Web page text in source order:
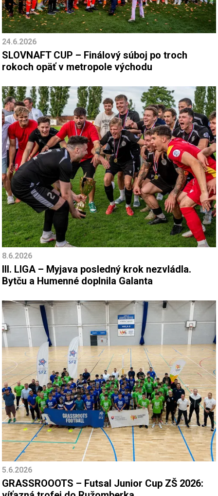
24.6.2026
SLOVNAFT CUP – Finálový súboj po troch
rokoch opäť v metropole východu
8.6.2026
III. LIGA – Myjava posledný krok nezvládla.
Bytču a Humenné doplnila Galanta
5.6.2026
GRASSROOOTS – Futsal Junior Cup ZŠ 2026: